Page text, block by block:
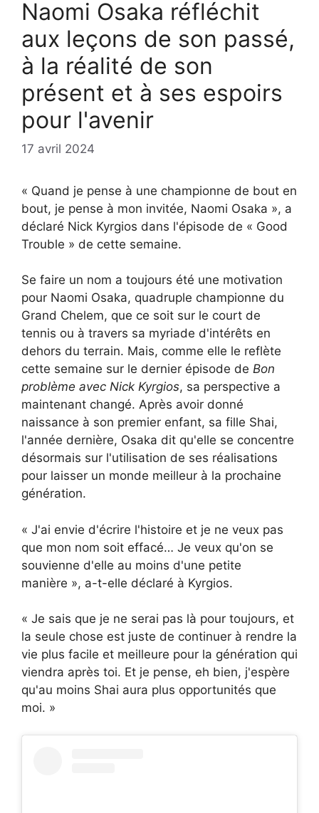
Naomi Osaka réfléchit
aux leçons de son passé,
à la réalité de son
présent et à ses espoirs
pour l'avenir
17 avril 2024
« Quand je pense à une championne de bout en
bout, je pense à mon invitée, Naomi Osaka », a
déclaré Nick Kyrgios dans l'épisode de « Good
Trouble » de cette semaine.
Se faire un nom a toujours été une motivation
pour Naomi Osaka, quadruple championne du
Grand Chelem, que ce soit sur le court de
tennis ou à travers sa myriade d'intérêts en
dehors du terrain. Mais, comme elle le reflète
cette semaine sur le dernier épisode de Bon
problème avec Nick Kyrgios, sa perspective a
maintenant changé. Après avoir donné
naissance à son premier enfant, sa fille Shai,
l'année dernière, Osaka dit qu'elle se concentre
désormais sur l'utilisation de ses réalisations
pour laisser un monde meilleur à la prochaine
génération.
« J'ai envie d'écrire l'histoire et je ne veux pas
que mon nom soit effacé… Je veux qu'on se
souvienne d'elle au moins d'une petite
manière », a-t-elle déclaré à Kyrgios.
« Je sais que je ne serai pas là pour toujours, et
la seule chose est juste de continuer à rendre la
vie plus facile et meilleure pour la génération qui
viendra après toi. Et je pense, eh bien, j'espère
qu'au moins Shai aura plus opportunités que
moi. »